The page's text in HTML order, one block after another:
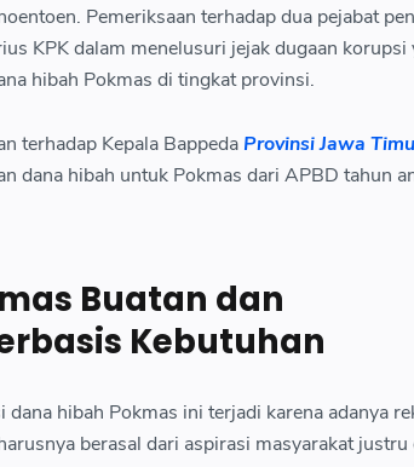
Pemeriksaan terhadap dua pejabat
KPK dalam menelusuri jejak dugaan korupsi
hibah Pokmas di tingkat provinsi.
terhadap Kepala Bappeda Provinsi Jawa
dana hibah untuk Pokmas dari APBD tahun
Buatan dan
Kebutuhan
hibah Pokmas ini terjadi karena adanya
berasal dari aspirasi masyarakat